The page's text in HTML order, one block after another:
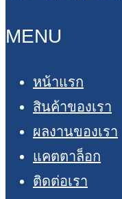
MENU
หน้าแรก
สินค้าของเรา
ผลงานของเรา
แคตตาล็อก
ติดต่อเรา